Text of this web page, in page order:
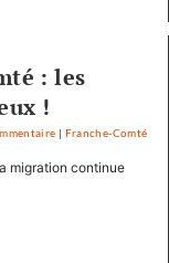
: les
!
on
| Franche-Comté
migration continue